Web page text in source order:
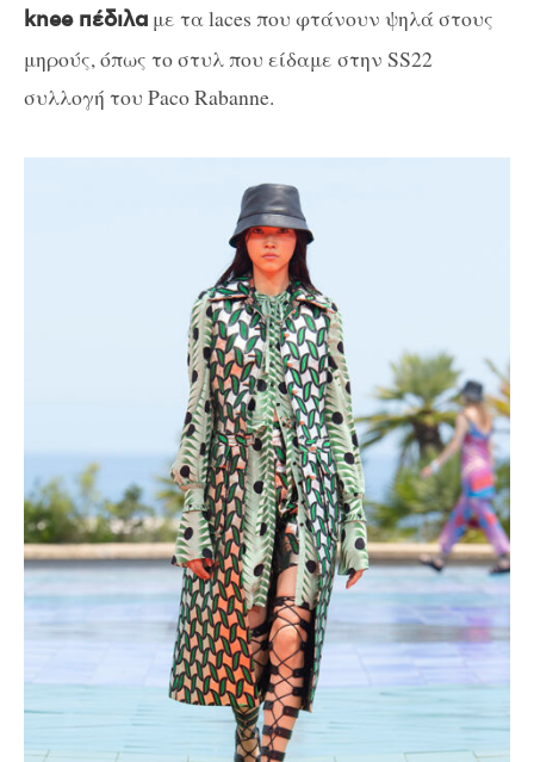
knee πέδιλα με τα laces που φτάνουν ψηλά στους
μηρούς, όπως το στυλ που είδαμε στην SS22
συλλογή του Paco Rabanne.